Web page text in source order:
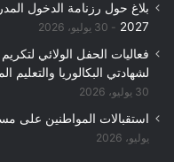
2027
30 يوليو، 2026
فعاليات الحفل الولائي
لشهادتي البكالوريا والتعليم
30 يوليو، 2026
استقبالات المواطنين على
يوليو، 2026